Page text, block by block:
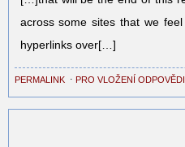
across some sites that we feel
hyperlinks over[…]
PERMALINK ⋅ PRO VLOŽENÍ